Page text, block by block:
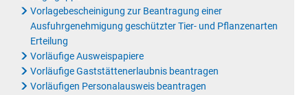
Vorlagebescheinigung zur Beantragung einer
Ausfuhrgenehmigung geschützter Tier- und Pflanzenarten
Erteilung
Vorläufige Ausweispapiere
Vorläufige Gaststättenerlaubnis beantragen
Vorläufigen Personalausweis beantragen